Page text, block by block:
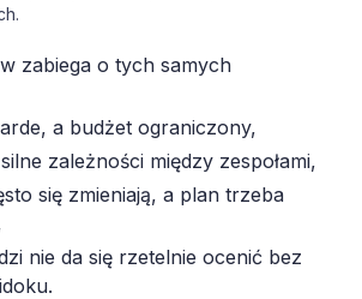
zabiega o tych samych
a budżet ograniczony,
zależności między zespołami,
się zmieniają, a plan trzeba
nie da się rzetelnie ocenić bez